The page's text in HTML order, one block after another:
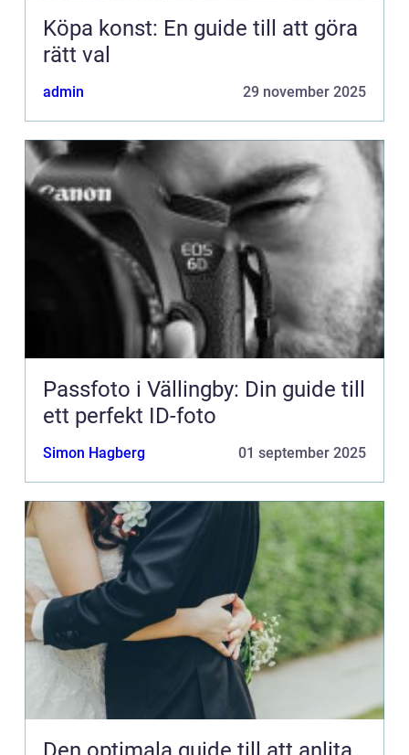
Köpa konst: En guide till att göra
rätt val
admin 29 november 2025
Passfoto i Vällingby: Din guide till
ett perfekt ID-foto
Simon Hagberg 01 september 2025